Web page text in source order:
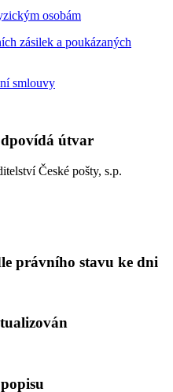
osobám
zásilek a poukázaných
smlouvy
útvar
České pošty, s.p.
právního stavu ke dni